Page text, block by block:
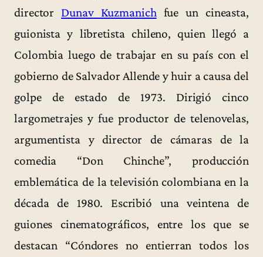
director Dunav Kuzmanich fue un cineasta,
guionista y libretista chileno, quien llegó a
Colombia luego de trabajar en su país con el
gobierno de Salvador Allende y huir a causa del
golpe de estado de 1973. Dirigió cinco
largometrajes y fue productor de telenovelas,
argumentista y director de cámaras de la
comedia “Don Chinche”, producción
emblemática de la televisión colombiana en la
década de 1980. Escribió una veintena de
guiones cinematográficos, entre los que se
destacan “Cóndores no entierran todos los